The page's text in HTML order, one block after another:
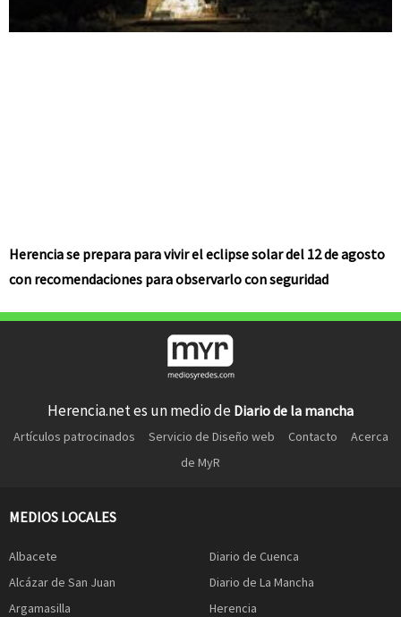
Herencia se prepara para vivir el eclipse solar del 12 de agosto
con recomendaciones para observarlo con seguridad
Herencia.net es un medio de Diario de la mancha
Artículos patrocinados Servicio de Diseño web Contacto
Acerca
de MyR
MEDIOS LOCALES
Albacete
Alcázar de San Juan
Argamasilla
Diario de Cuenca
Diario de La Mancha
Herencia